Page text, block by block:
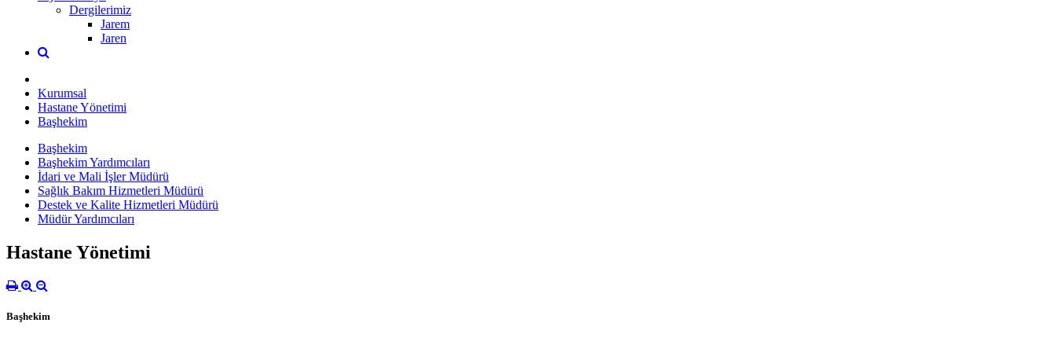
Dergilerimiz
Jarem
Jaren
Kurumsal
Hastane Yönetimi
Başhekim
Başhekim
Başhekim Yardımcıları
İdari ve Mali İşler Müdürü
Sağlık Bakım Hizmetleri Müdürü
Destek ve Kalite Hizmetleri Müdürü
Müdür Yardımcıları
Hastane Yönetimi
Başhekim